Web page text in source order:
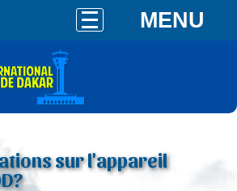
MENU
sur l'appareil